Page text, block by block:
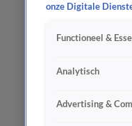
onze Digitale
Functioneel &
Analytisch
Advertising &